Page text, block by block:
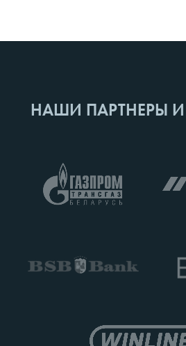
НАШИ ПАРТНЕРЫ